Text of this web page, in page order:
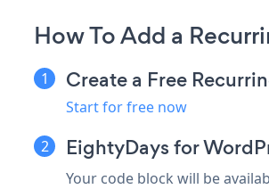
How To Add a
Create a Free
Start for free now
EightyDays for
Your code block will be